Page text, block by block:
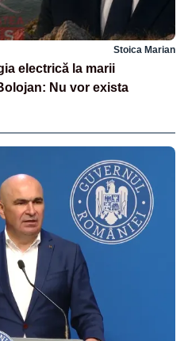
Stoica Marian
electrică la marii
Nu vor exista